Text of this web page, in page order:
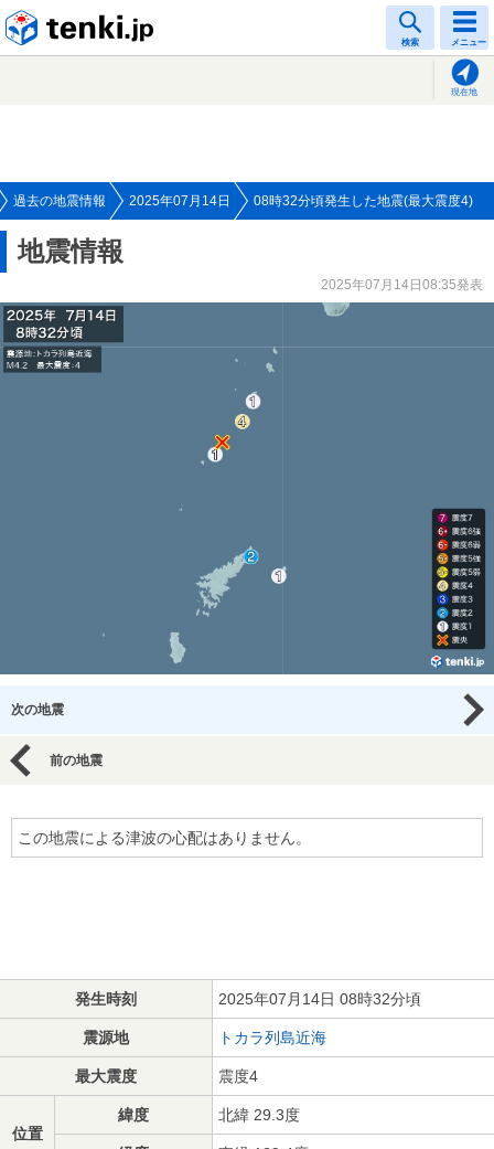
検索 メニュー
現在地
過去の地震情報 2025年07月14日 08時32分頃発生した地震(最大震度4)
地震情報
2025年07月14日08:35発表
次の地震
前の地震
この地震による津波の心配はありません。
発生時刻 2025年07月14日 08時32分頃
震源地 トカラ列島近海
最大震度 震度4
位置
緯度 北緯 29.3度